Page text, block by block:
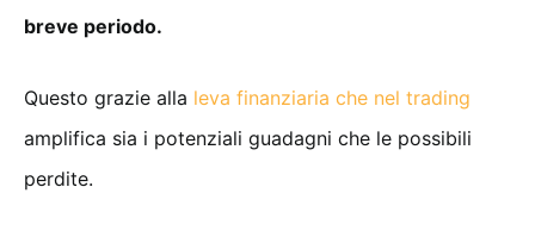
breve periodo.
Questo grazie alla leva finanziaria che nel trading
amplifica sia i potenziali guadagni che le possibili
perdite.